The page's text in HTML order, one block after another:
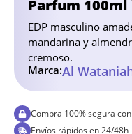
Parfum 100ml
EDP masculino
mandarina y
cremoso.
Marca:Al
Compra 100% segura
Envíos rápidos en 24/48h